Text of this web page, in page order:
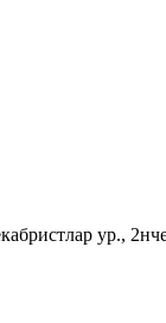
ур.,